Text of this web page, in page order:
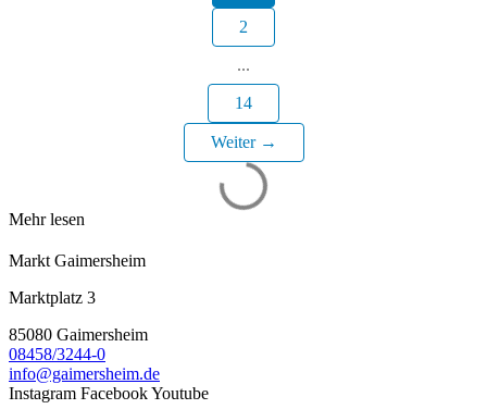
2
...
14
Weiter →
Mehr lesen
Markt Gaimersheim
Marktplatz 3
85080 Gaimersheim
08458/3244-0
info@gaimersheim.de
Instagram FacebookYoutube